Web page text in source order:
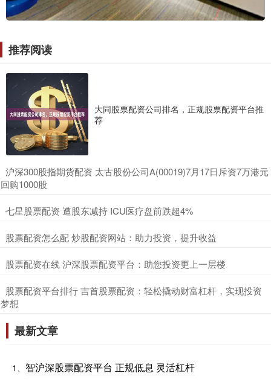
推荐阅读
大同股票配资公司排名，正规股票配资平台推
荐
​沪深300股指期货配资 太古股份公司A(00019)7月17日斥资7万港元
回购1000股
​七星股票配资 遭股东减持 ICU医疗盘前跌超4%
​股票配资怎么配 炒股配资网站：助力投资，提升收益
​股票配资在线 沪深股票配资平台：助您投资更上一层楼
​股票配资平台排行 吉首股票配资：轻松撬动财富杠杆，实现投资
梦想
最新文章
1、 智沪深股票配资平台 正规低息 灵活杠杆